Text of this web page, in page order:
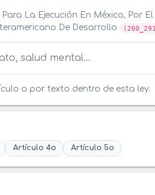
La Ejecución En México, Por
De Desarrollo
en esta ley
o por texto dentro de esta ley.
Artículo 4o Artículo 5o